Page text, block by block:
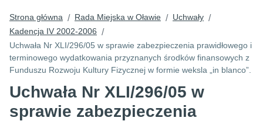
Strona główna / Rada Miejska w Oławie / Uchwały /
Kadencja IV 2002-2006 /
Uchwała Nr XLI/296/05 w sprawie zabezpieczenia prawidłowego i
terminowego wydatkowania przyznanych środków finansowych z
Funduszu Rozwoju Kultury Fizycznej w formie weksla „in blanco”.
Uchwała Nr XLI/296/05 w
sprawie zabezpieczenia